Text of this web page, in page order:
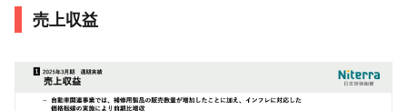
売上収益